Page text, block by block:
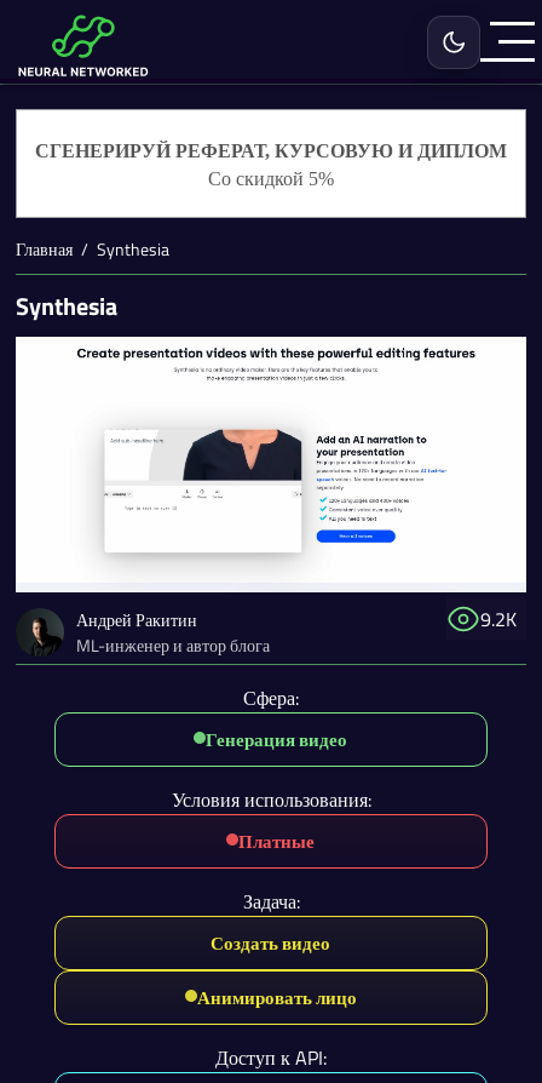
Включить
СГЕНЕРИРУЙ РЕФЕРАТ, КУРСОВУЮ И ДИПЛОМ
Со скидкой 5%
Главная Synthesia
Synthesia
9.2K
Андрей Ракитин
ML-инженер и автор блога
Сфера:
Генерация видео
Условия использования:
Платные
Задача:
Создать видео
Анимировать лицо
Доступ к API: